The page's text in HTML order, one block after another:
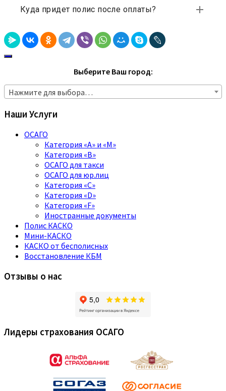
Выберите Ваш город:
Нажмите для выбора…
Наши Услуги
ОСАГО
Категория «A» и «M»
Категория «B»
ОСАГО для такси
ОСАГО для юр.лиц
Категория «C»
Категория «D»
Категория «F»
Иностранные документы
Полис КАСКО
Мини-КАСКО
КАСКО от бесполисных
Восстановление КБМ
Отзывы о нас
Лидеры страхования ОСАГО